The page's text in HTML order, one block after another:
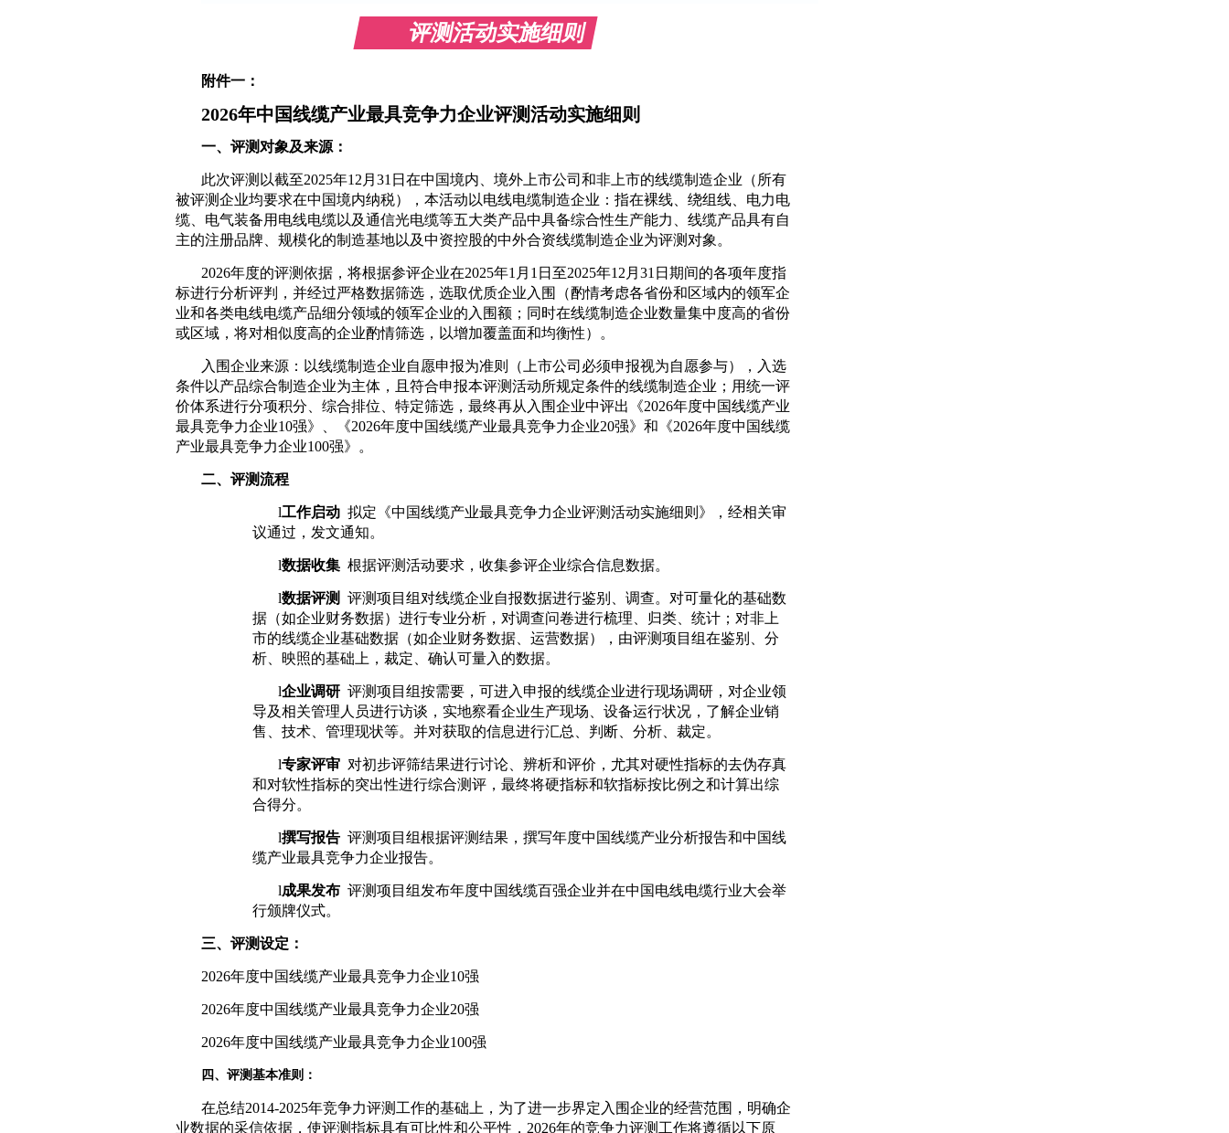
评测活动实施细则
附件一：
2026年中国线缆产业最具竞争力企业评测活动实施细则
一、评测对象及来源：
此次评测以截至2025年12月 31 日在中国境内、境外上市公司和非上市的线缆制造企业（所有
被评测企业均要求在中国境内纳税），本活动以电线电缆制造企业：指在裸线、绕组线、电力电
缆、电气装备用电线电缆以及通信光电缆等五大类产品中具备综合性生产能力、线缆产品具有自
主的注册品牌、规模化的制造基地以及中资控股的中外合资线缆制造企业为评测对象。
2026年度的评测依据，将根据参评企业在2025年1月 1 日至2025年12月 31 日期间的各项年度指
标进行分析评判，并经过严格数据筛选，选取优质企业入围（酌情考虑各省份和区域内的领军企
业和各类电线电缆产品细分领域的领军企业的入围额；同时在线缆制造企业数量集中度高的省份
或区域，将对相似度高的企业酌情筛选，以增加覆盖面和均衡性）。
入围企业来源：以线缆制造企业自愿申报为准则（上市公司必须申报视为自愿参与），入选
条件以产品综合制造企业为主体，且符合申报本评测活动所规定条件的线缆制造企业；用统一评
价体系进行分项积分、综合排位、特定筛选，最终再从入围企业中评出《2026年度中国线缆产业
最具竞争力企业10强》、《2026年度中国线缆产业最具竞争力企业20强》和《2026年度中国线缆
产业最具竞争力企业100强》。
二、 评测流程
l工作启动 拟定《中国线缆产业最具竞争力企业评测活动实施细则》，经相关审
议通过，发文通知。
l数据收集 根据评测活动要求，收集参评企业综合信息数据。
l数据评测
评测项目组对线缆企业自报数据进行鉴别、调查。对可量化的基础数
据（如企业财务数据）进行专业分析，对调查问卷进行梳理、归类、统计；对非上
市的线缆企业基础数据（如企业财务数据、运营数据），由评测项目组在鉴别、分
析、映照的基础上，裁定、确认可量入的数据。
l企业调研 评测项目组按需要，可进入申报的线缆企业进行现场调研，对企业领
导及相关管理人员进行访谈，实地察看企业生产现场、设备运行状况，了解企业销
售、技术、管理现状等。并对获取的信息进行汇总、判断、分析、裁定。
l专家评审 对初步评筛结果进行讨论、辨析和评价，尤其对硬性指标的去伪存真
和对软性指标的突出性进行综合测评，最终将硬指标和软指标按比例之和计算出综
合得分。
l撰写报告 评测项目组根据评测结果，撰写年度中国线缆产业分析报告和中国线
缆产业最具竞争力企业报告。
l成果发布 评测项目组发布年度中国线缆百强企业并在中国电线电缆行业大会举
行颁牌仪式。
三、评测设定：
2026年度中国线缆产业最具竞争力企业10强
2026年度中国线缆产业最具竞争力企业20强
2026年度中国线缆产业最具竞争力企业100强
四、评测基本准则：
在总结2014-2025年竞争力评测工作的基础上，为了进一步界定入围企业的经营范围，明确企
业数据的采信依据，使评测指标具有可比性和公平性， 2026年的竞争力评测工作将遵循以下原